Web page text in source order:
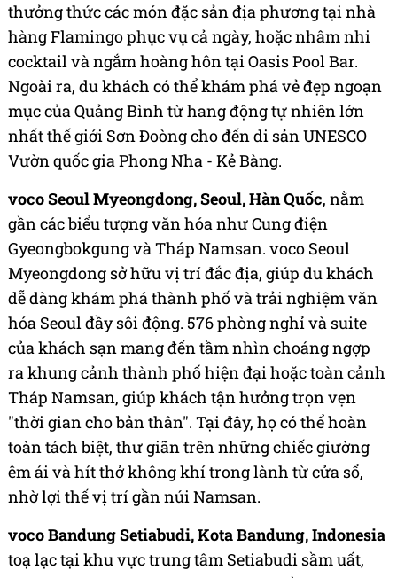
thưởng thức các món đặc sản địa phương tại nhà
hàng Flamingo phục vụ cả ngày, hoặc nhâm nhi
cocktail và ngắm hoàng hôn tại Oasis Pool Bar.
Ngoài ra, du khách có thể khám phá vẻ đẹp ngoạn
mục của Quảng Bình từ hang động tự nhiên lớn
nhất thế giới Sơn Đoòng cho đến di sản UNESCO
Vườn quốc gia Phong Nha - Kẻ Bàng.
voco Seoul Myeongdong, Seoul, Hàn Quốc, nằm
gần các biểu tượng văn hóa như Cung điện
Gyeongbokgung và Tháp Namsan. voco Seoul
Myeongdong sở hữu vị trí đắc địa, giúp du khách
dễ dàng khám phá thành phố và trải nghiệm văn
hóa Seoul đầy sôi động. 576 phòng nghỉ và suite
của khách sạn mang đến tầm nhìn choáng ngợp
ra khung cảnh thành phố hiện đại hoặc toàn cảnh
Tháp Namsan, giúp khách tận hưởng trọn vẹn
"thời gian cho bản thân". Tại đây, họ có thể hoàn
toàn tách biệt, thư giãn trên những chiếc giường
êm ái và hít thở không khí trong lành từ cửa sổ,
nhờ lợi thế vị trí gần núi Namsan.
voco Bandung Setiabudi, Kota Bandung, Indonesia
toạ lạc tại khu vực trung tâm Setiabudi sầm uất,